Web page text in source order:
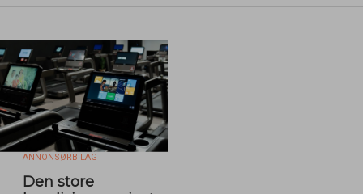
ANNONSØRBILAG
Den store